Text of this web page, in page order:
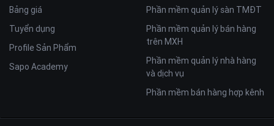
Bảng giá
Tuyển dụng
Profile Sản Phẩm
Sapo Academy
Phần mềm quản lý sàn TMĐT
Phần mềm quản lý bán hàng
trên MXH
Phần mềm quản lý nhà hàng
và dịch vụ
Phần mềm bán hàng hợp kênh